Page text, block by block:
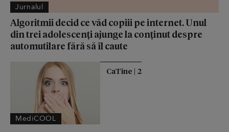
Jurnalul
Algoritmii decid ce văd copiii pe internet. Unul
din trei adolescenți ajunge la conținut despre
automutilare fără să îl caute
MediCOOL
CaTine | 2